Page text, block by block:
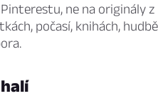
ne na originály
počasí, knihách,